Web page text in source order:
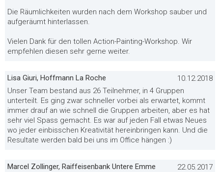
Die Räumlichkeiten wurden nach dem Workshop sauber und
aufgeräumt hinterlassen.
Vielen Dank für den tollen Action-Painting-Workshop. Wir
empfehlen diesen sehr gerne weiter.
Lisa Giuri, Hoffmann La Roche
10.12.2018
Unser Team bestand aus 26 Teilnehmer, in 4 Gruppen
unterteilt. Es ging zwar schneller vorbei als erwartet, kommt
immer drauf an wie schnell die Gruppen arbeiten, aber es hat
sehr viel Spass gemacht. Es war auf jeden Fall etwas Neues
wo jeder einbisschen Kreativität hereinbringen kann. Und die
Resultate werden bald bei uns im Office hängen :)
Marcel Zollinger, Raiffeisenbank Untere Emme
22.05.2017